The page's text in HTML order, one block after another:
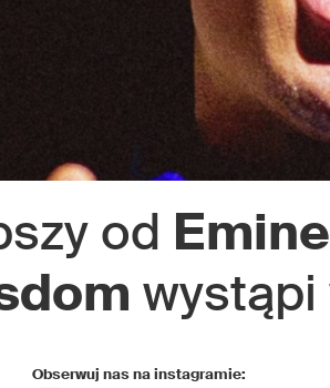
od
Obserwuj nas na instagramie: